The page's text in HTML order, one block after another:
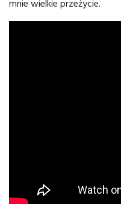
mnie wielkie przeżycie.